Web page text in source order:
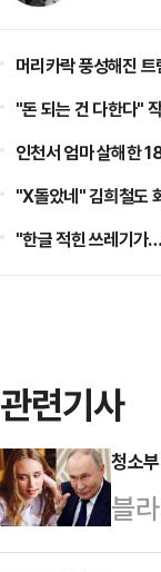
머리카락 풍성해진
"돈 되는 건 다한다"
인천서 엄마 살해한
"X돌았네" 김희철도
"한글 적힌 쓰레기가
관련기사
청소
블
자